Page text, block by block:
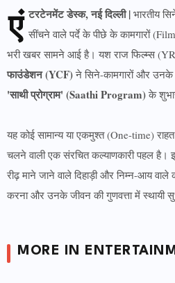
एं टरटेनमेंट डेस्क, नई दिल्ली | भारतीय
सींचने वाले पर्दे के पीछे के कामगारों
भरी खबर सामने आई है। यश राज फिल्म्स
फाउंडेशन (YCF)ने सिने-कामगारों और उनके
'साथी प्रोग्राम' (Saathi Program)के
यह कोई सामान्य या एकमुश्त (One-time)
चलने वाली एक संरचित कल्याणकारी पहल है।
रीढ़ माने जाने वाले दिहाड़ी और निम्न-आय वाले
करना और उनके जीवन की गुणवत्ता में स्थायी
MORE IN